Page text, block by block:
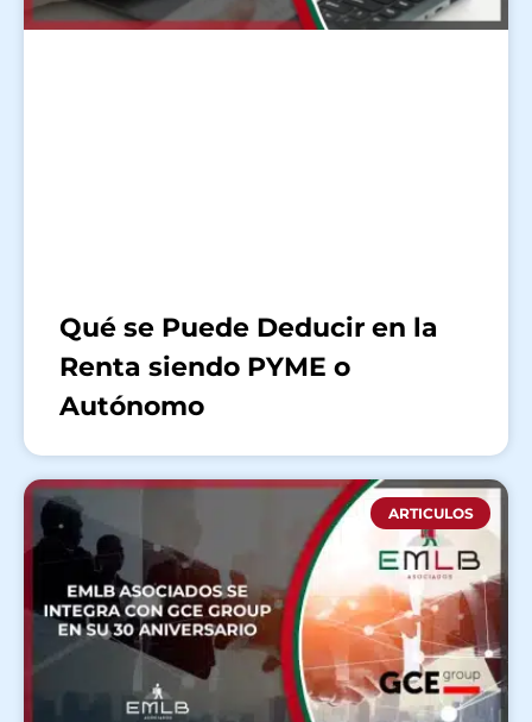
Qué se Puede Deducir en la
Renta siendo PYME o
Autónomo
ARTICULOS